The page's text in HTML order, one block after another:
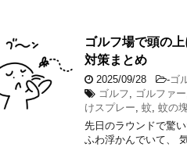
ゴルフ場で頭の
対策まとめ
2025/09/28 -ゴ
ゴルフ, ゴルファー
けスプレー, 蚊, 蚊の
先日のラウンドで驚
ふわ浮かんでいて、